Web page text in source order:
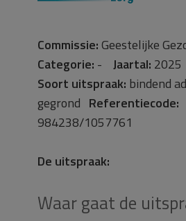
Commissie:Geestelijke
Categorie: - Jaartal: 2025
Soort uitspraak: bindend
gegrond Referentiecode:
984238/1057761
De uitspraak:
Waar gaat de